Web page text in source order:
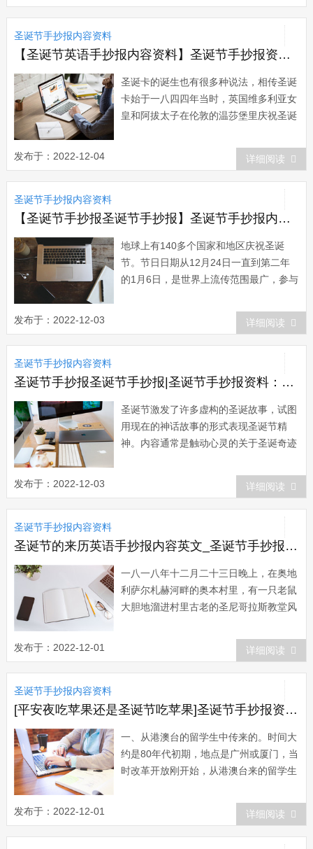
圣诞节手抄报内容资料
【圣诞节英语手抄报内容资料】圣诞节手抄报资料：圣诞卡的诞生
圣诞卡的诞生也有很多种说法，相传圣诞
卡始于一八四四年当时，英国维多利亚女
皇和阿拔太子在伦敦的温莎堡里庆祝圣诞
印有祝贺的词句。欧洲人从此纷纷仿效，
用这种写上祝贺词的卡片来互相祝贺圣诞
和新年。还有另一个说法在一八四三年，
在英国有个叫亨高尔的十多岁青年，在一
家雕刻店...
发布于：2022-12-04 详细阅读
圣诞节手抄报内容资料
【圣诞节手抄报圣诞节手抄报】圣诞节手抄报内容：圣诞节庆来历
地球上有140多个国家和地区庆祝圣诞
节。节日日期从12月24日一直到第二年
的1月6日，是世界上流传范围最广，参与
超越国界的普天同庆的世界性节日。圣诞
节是在12月25日，但欢度圣诞却从12月
24日就开始了。这就像中国人过春节并不
从正月初一开始，而是从大年三十开始...
发布于：2022-12-03 详细阅读
圣诞节手抄报内容资料
圣诞节手抄报圣诞节手抄报|圣诞节手抄报资料：圣诞节的艺术
圣诞节激发了许多虚构的圣诞故事，试图
用现在的神话故事的形式表现圣诞节精
神。内容通常是触动心灵的关于圣诞奇迹
并且已经变为大众文化的一部分，这些故
事已经被作为圣诞传统流传至今。圣诞期
间上映的新片是不仅是每年电影工业票房
的保证，圣诞也是各大电影公司和著名导
演群雄逐鹿...
发布于：2022-12-03 详细阅读
圣诞节手抄报内容资料
圣诞节的来历英语手抄报内容英文_圣诞节手抄报内容：平安夜来历
一八一八年十二月二十三日晚上，在奥地
利萨尔札赫河畔的奥本村里，有一只老鼠
大胆地溜进村里古老的圣尼哥拉斯教堂风
窜，到处咬噬，终于干下了一件“影响深
远的大事”，导致了一曲脍炙人口的圣诞
赞美诗的诞生。翌日清晨，一位身穿黑色
发布于：2022-12-01 详细阅读
圣诞节手抄报内容资料
[平安夜吃苹果还是圣诞节吃苹果]圣诞节手抄报资料：平安夜吃苹果的起源
一、从港澳台的留学生中传来的。时间大
约是80年代初期，地点是广州或厦门，当
时改革开放刚开始，从港澳台来的留学生
中的部份人有过圣诞节的习惯，但没有火
鸡，也没有圣诞大餐，有钱也买不到些什
么东西。12月市面上只有苹果这种水果
发布于：2022-12-01 详细阅读